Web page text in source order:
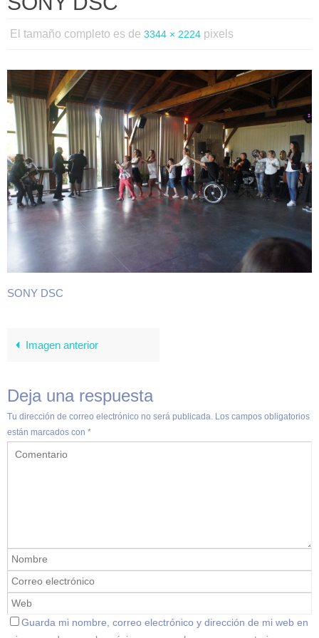
El tamaño completo es de 3344 × 2224 pixels
SONY DSC
Imagen anterior
Deja una respuesta
Tu dirección de correo electrónico no será publicada. Los campos obligatorios
están marcados con *
Guarda mi nombre, correo electrónico y dirección de mi web en